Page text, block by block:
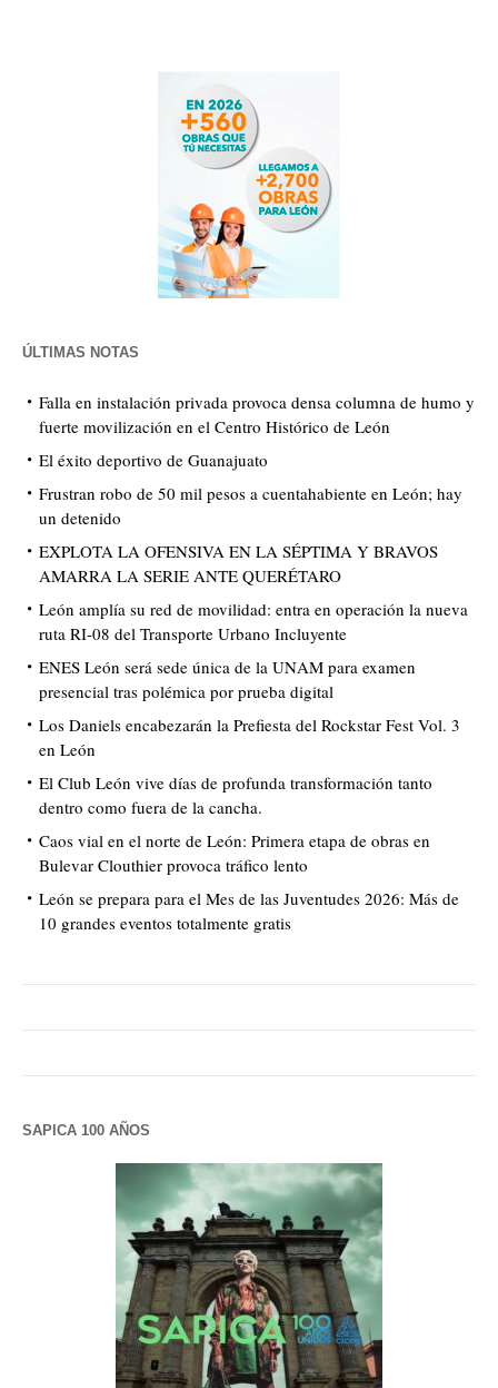
ÚLTIMAS NOTAS
Falla en instalación privada provoca densa columna de humo y
fuerte movilización en el Centro Histórico de León
El éxito deportivo de Guanajuato
Frustran robo de 50 mil pesos a cuentahabiente en León; hay
un detenido
EXPLOTA LA OFENSIVA EN LA SÉPTIMA Y BRAVOS
AMARRA LA SERIE ANTE QUERÉTARO
León amplía su red de movilidad: entra en operación la nueva
ruta RI-08 del Transporte Urbano Incluyente
ENES León será sede única de la UNAM para examen
presencial tras polémica por prueba digital
Los Daniels encabezarán la Prefiesta del Rockstar Fest Vol. 3
en León
El Club León vive días de profunda transformación tanto
dentro como fuera de la cancha.
Caos vial en el norte de León: Primera etapa de obras en
Bulevar Clouthier provoca tráfico lento
León se prepara para el Mes de las Juventudes 2026: Más de
10 grandes eventos totalmente gratis
SAPICA 100 AÑOS